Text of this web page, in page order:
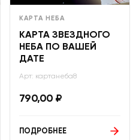
КАРТА НЕБА
КАРТА ЗВЕЗДНОГО
НЕБА ПО ВАШЕЙ
ДАТЕ
Арт: картанеба8
790,00 ₽
ПОДРОБНЕЕ